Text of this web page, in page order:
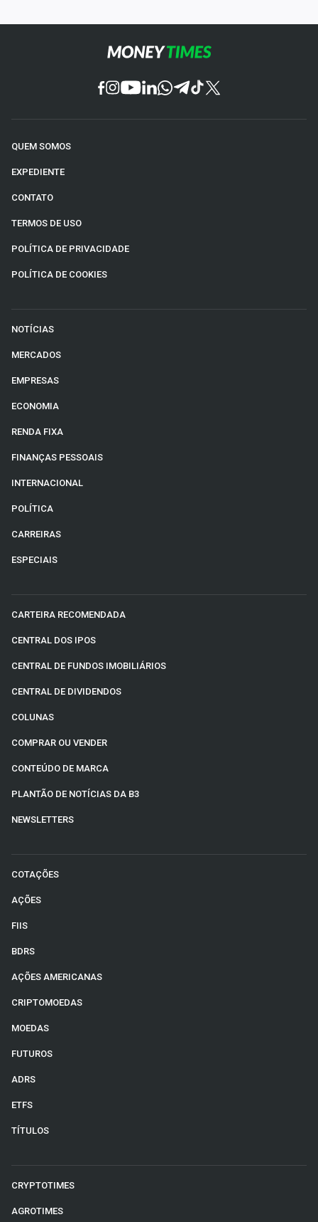
QUEM SOMOS
EXPEDIENTE
CONTATO
TERMOS DE USO
POLÍTICA DE PRIVACIDADE
POLÍTICA DE COOKIES
NOTÍCIAS
MERCADOS
EMPRESAS
ECONOMIA
RENDA FIXA
FINANÇAS PESSOAIS
INTERNACIONAL
POLÍTICA
CARREIRAS
ESPECIAIS
CARTEIRA RECOMENDADA
CENTRAL DOS IPOS
CENTRAL DE FUNDOS IMOBILIÁRIOS
CENTRAL DE DIVIDENDOS
COLUNAS
COMPRAR OU VENDER
CONTEÚDO DE MARCA
PLANTÃO DE NOTÍCIAS DA B3
NEWSLETTERS
COTAÇÕES
AÇÕES
FIIS
BDRS
AÇÕES AMERICANAS
CRIPTOMOEDAS
MOEDAS
FUTUROS
ADRS
ETFS
TÍTULOS
CRYPTOTIMES
AGROTIMES